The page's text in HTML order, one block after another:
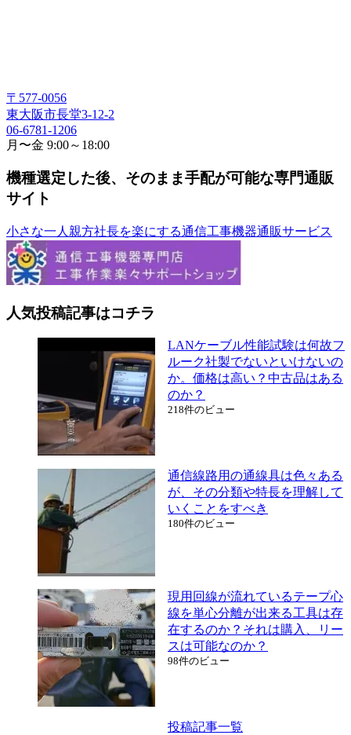
〒577-0056
東大阪市長堂3-12-2
06-6781-1206
月〜金 9:00～18:00
機種選定した後、そのまま手配が可能な専門通販
サイト
小さな一人親方社長を楽にする通信工事機器通販サービス
人気投稿記事はコチラ
LANケーブル性能試験は何故フ
ルーク社製でないといけないの
か。価格は高い？中古品はある
のか？
218件のビュー
通信線路用の通線具は色々ある
が、その分類や特長を理解して
いくことをすべき
180件のビュー
現用回線が流れているテープ心
線を単心分離が出来る工具は存
在するのか？それは購入、リー
スは可能なのか？
98件のビュー
投稿記事一覧